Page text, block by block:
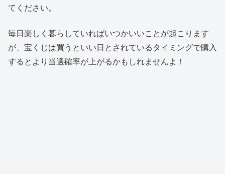
てください。
毎日楽しく暮らしていればいつかいいことが起こります
が、宝くじは買うといい日とされているタイミングで購入
するとより当選確率が上がるかもしれませんよ！